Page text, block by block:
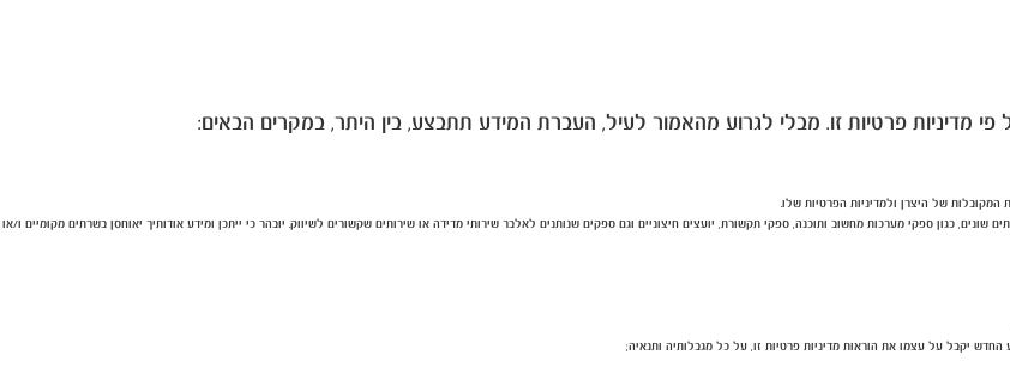
מדיניות פרטיות זו. מבלי לגרוע מהאמור לעיל, העברת המידע תתבצע, בין היתר, במקרים הבאים:
של היצרן ולמדיניות הפרטיות שלו.
כגון ספקי מערכות מחשוב ותוכנה, ספקי תקשורת, יועצים חיצוניים וגם ספקים שנותנים לאלבר שירותי מדידה או שירותים שקשורים לשיווק. יובהר כי ייתכן ומידע אודותיך יאוחסן בשרתים מקומיים ו/או
יקבל על עצמו את הוראות מדיניות פרטיות זו, על כל מגבלותיה ותנאיה;